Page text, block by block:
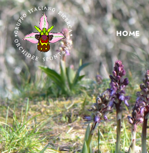
HOME